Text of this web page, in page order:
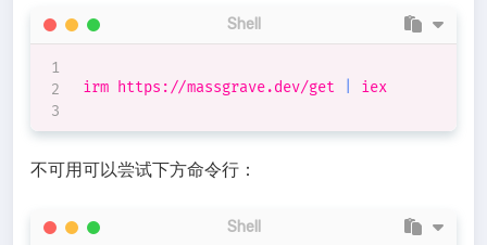
irm https://massgrave.dev/get iex
Shell
不可用可以尝试下方命令行：
Shell